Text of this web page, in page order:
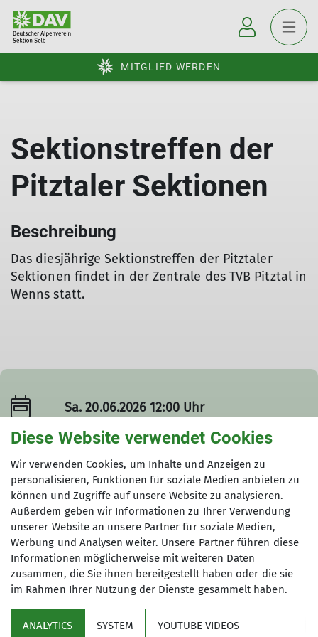
MITGLIED WERDEN
Sektionstreffen der
Pitztaler Sektionen
Beschreibung
Das diesjährige Sektionstreffen der Pitztaler
Sektionen findet in der Zentrale des TVB Pitztal in
Wenns statt.
Sa. 20.06.2026 12:00 Uhr
Details
Termindetails
Sa. 20.06.2026 12:00 Uhr
Diese Website verwendet Cookies
Wir verwenden Cookies, um Inhalte und Anzeigen zu
personalisieren, Funktionen für soziale Medien anbieten zu
können und Zugriffe auf unsere Website zu analysieren.
Außerdem geben wir Informationen zu Ihrer Verwendung
unserer Website an unsere Partner für soziale Medien,
Werbung und Analysen weiter. Unsere Partner führen diese
Informationen möglicherweise mit weiteren Daten
zusammen, die Sie ihnen bereitgestellt haben oder die sie
im Rahmen Ihrer Nutzung der Dienste gesammelt haben.
ANALYTICS SYSTEM YOUTUBE VIDEOS